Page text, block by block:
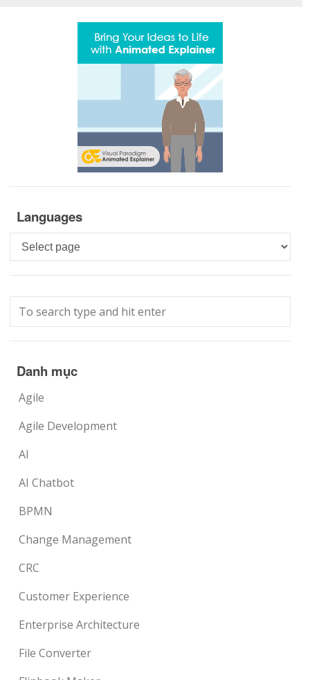
Languages
Languages
Danh mục
Agile
Agile Development
AI
AI Chatbot
BPMN
Change Management
CRC
Customer Experience
Enterprise Architecture
File Converter